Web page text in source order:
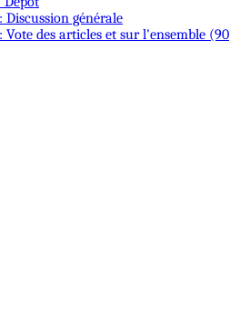
générale
des articles et sur l'ensemble (90